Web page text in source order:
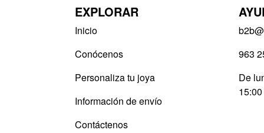
963
De
15:00
EXPLORAR
Inicio
Conócenos
Personaliza tu joya
Información de envío
Contáctenos